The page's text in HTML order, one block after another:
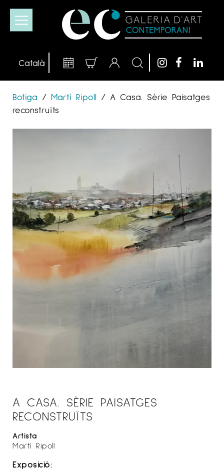
Botiga / Martí Ripoll / A Casa. Sèrie Paisatges
reconstruïts
A CASA. SÈRIE PAISATGES
RECONSTRUÏTS
Artista
Martí Ripoll
Exposició: